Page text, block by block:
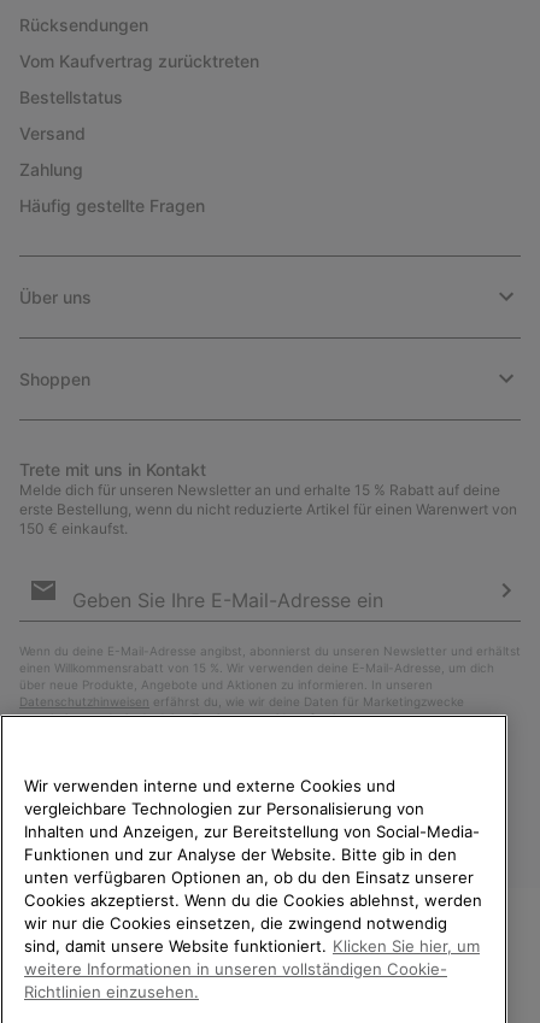
Rücksendungen
Vom Kaufvertrag zurücktreten
Bestellstatus
Versand
Zahlung
Häufig gestellte Fragen
Über uns
Shoppen
Trete mit uns in Kontakt
Melde dich für unseren Newsletter an und erhalte 15 % Rabatt auf deine
erste Bestellung, wenn du nicht reduzierte Artikel für einen Warenwert von
150 € einkaufst.
Anmeldung
Wenn du deine E-Mail-Adresse angibst, abonnierst du unseren Newsletter und erhältst
einen Willkommensrabatt von 15 %. Wir verwenden deine E-Mail-Adresse, um dich
über neue Produkte, Angebote und Aktionen zu informieren. In unseren
Datenschutzhinweisen erfährst du, wie wir deine Daten für Marketingzwecke
verarbeiten und wie du deine Zustimmung widerrufen kannst.
Deutschland
©2026SOREL. Alle Rechte vorbehalten.
WILLKOMMEN BEI SOREL.
BITTE WÄHLEN SIE IHR
LIEFERLAND.
Wir verwenden interne und externe Cookies und
vergleichbare Technologien zur Personalisierung von
Inhalten und Anzeigen, zur Bereitstellung von Social-Media-
Funktionen und zur Analyse der Website. Bitte gib in den
unten verfügbaren Optionen an, ob du den Einsatz unserer
Cookies akzeptierst. Wenn du die Cookies ablehnst, werden
wir nur die Cookies einsetzen, die zwingend notwendig
sind, damit unsere Website funktioniert. Klicken Sie hier, um
weitere Informationen in unseren vollständigen Cookie-
Richtlinien einzusehen.